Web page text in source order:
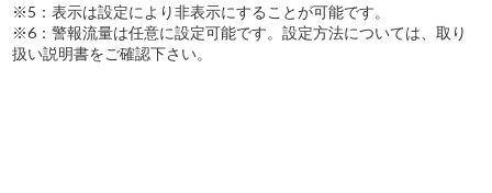
※5：表示は設定により非表示にすることが可能です。
※6：警報流量は任意に設定可能です。設定方法については、取り
扱い説明書をご確認下さい。